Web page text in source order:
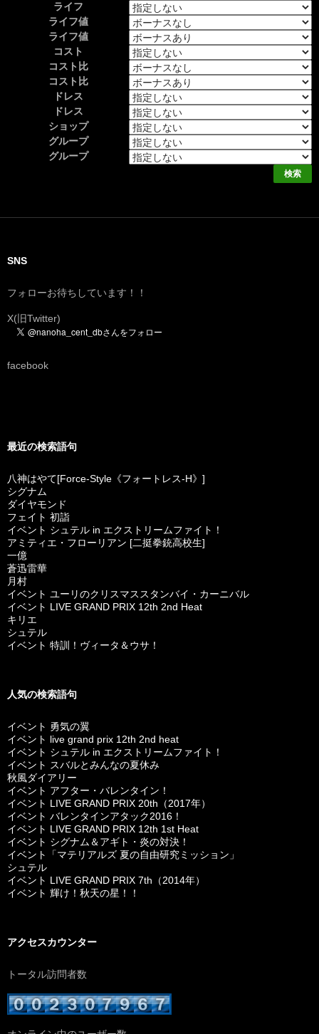
ライフ
ライフ値
ライフ値
コスト
コスト比
コスト比
ドレス
ドレス
ショップ
グループ
グループ
SNS
フォローお待ちしています！！
X(旧Twitter)
facebook
最近の検索語句
八神はやて[Force-Style《フォートレス-H》]
シグナム
ダイヤモンド
フェイト 初詣
イベント シュテル in エクストリームファイト！
アミティエ・フローリアン [二挺拳銃高校生]
一億
蒼迅雷華
月村
イベント ユーリのクリスマススタンバイ・カーニバル
イベント LIVE GRAND PRIX 12th 2nd Heat
キリエ
シュテル
イベント 特訓！ヴィータ＆ウサ！
人気の検索語句
イベント 勇気の翼
イベント live grand prix 12th 2nd heat
イベント シュテル in エクストリームファイト！
イベント スバルとみんなの夏休み
秋風ダイアリー
イベント アフター・バレンタイン！
イベント LIVE GRAND PRIX 20th（2017年）
イベント バレンタインアタック2016！
イベント LIVE GRAND PRIX 12th 1st Heat
イベント シグナム＆アギト・炎の対決！
イベント「マテリアルズ 夏の自由研究ミッション」
シュテル
イベント LIVE GRAND PRIX 7th（2014年）
イベント 輝け！秋天の星！！
アクセスカウンター
トータル訪問者数